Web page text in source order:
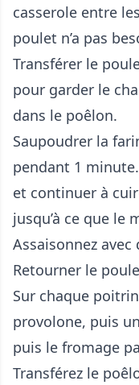
casserole entre
poulet n’a pas
Transférer le
pour garder le
dans le poêlon.
Saupoudrer la
pendant 1
et continuer à
jusqu’à ce que le
Assaisonnez
Retourner le
Sur chaque
provolone, puis
puis le fromage
Transférez le